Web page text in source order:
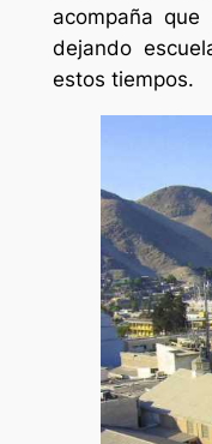
acompaña
dejando
estos tiempos.